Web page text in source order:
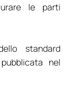
le parti
standard
nel